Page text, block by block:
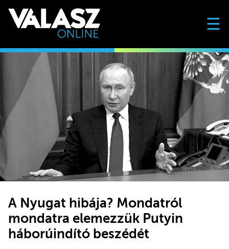
☰
A Nyugat hibája? Mondatról
mondatra elemezzük Putyin
háborúindító beszédét